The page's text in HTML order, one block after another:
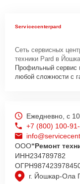
Servicecenterpard
Сеть сервисных
техники Pard в
Профильный сервис
любой сложности с
г. Йошкар-Ола
Ежедневно, с
+7 (800) 100-
ООО“Ремонт
ИНН234789782
ОГРН